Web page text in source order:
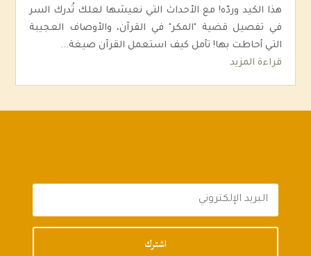
هذا الكيد وردّه! مع الأحداث التي نعيشها لعلك تُدرك السر
في تفصيل قضية "المكر" في القرآن، والأوصاف العجيبة
التي أحاطت بها! تأمل كيف استعمل القرآن صيغة...
قراءة المزيد
اشترك